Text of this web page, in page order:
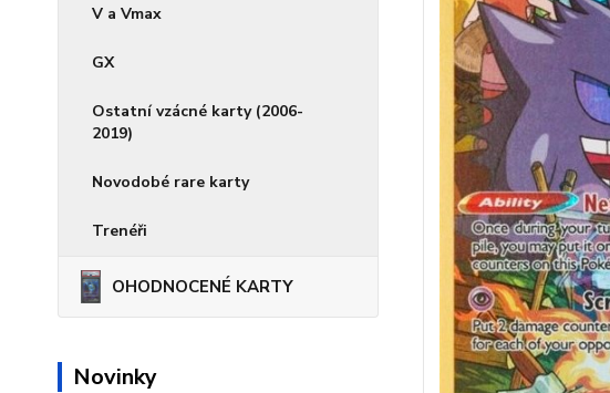
V a Vmax
GX
Ostatní vzácné karty (2006-
2019)
Novodobé rare karty
Trenéři
OHODNOCENÉ KARTY
Novinky